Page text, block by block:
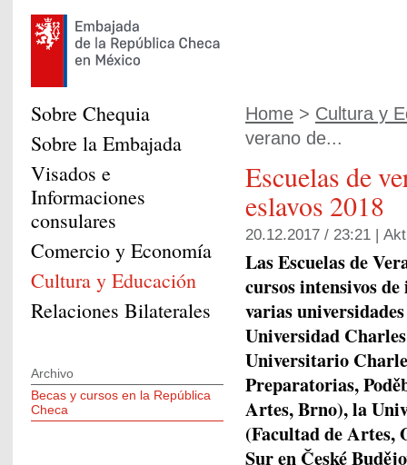
Home > Cultura y
verano de...
Escuelas de
eslavos 2018
20.12.2017 / 23:21 |
Las Escuelas de
cursos intensivos
varias
Universidad
Universitario
Preparatorias,
Artes,Brno), la
(Facultad de Artes,
Sur en České
Sobre Chequia
Sobre la Embajada
Visados e
Informaciones
consulares
Comercio y Economía
Cultura y Educación
Relaciones Bilaterales
Archivo
Becas y cursos en la República
Checa